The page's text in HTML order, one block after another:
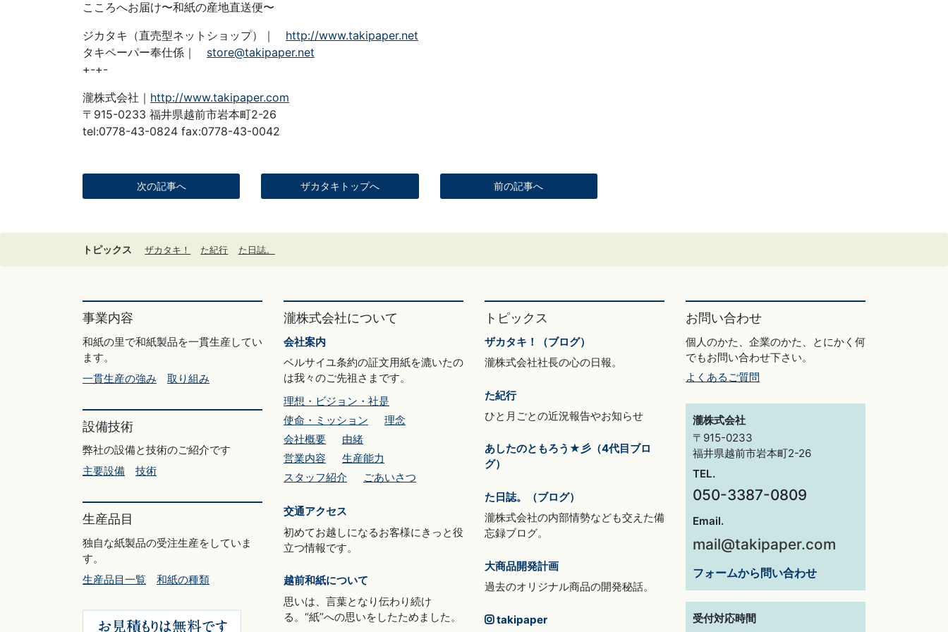
こころへお届け〜和紙の産地直送便〜
ジカタキ（直売型ネットショップ）｜ http://www.takipaper.net
タキペーパー奉仕係｜ store@takipaper.net
+-+-
瀧株式会社｜ http://www.takipaper.com
〒915-0233 福井県越前市岩本町2-26
tel:0778-43-0824 fax:0778-43-0042
次の記事へ ザカタキトップへ 前の記事へ
トピックス ザカタキ！ た紀行 た日誌。
事業内容
和紙の里で和紙製品を一貫生産してい
ます。
一貫生産の強み
取り組み
設備技術
弊社の設備と技術のご紹介です
主要設備
技術
生産品目
独自な紙製品の受注生産をしていま
す。
生産品目一覧
和紙の種類
瀧株式会社について
会社案内
ベルサイユ条約の証文用紙を漉いたの
は我々のご先祖さまです。
理想・ビジョン・社是
使命・ミッション
理念
会社概要
由緒
営業内容
生産能力
スタッフ紹介
ごあいさつ
交通アクセス
初めてお越しになるお客様にきっと役
立つ情報です。
越前和紙について
思いは、言葉となり伝わり続け
る。“紙”への思いをしたためました。
トピックス
ザカタキ！（ブログ）
瀧株式会社社長の心の日報。
た紀行
ひと月ごとの近況報告やお知らせ
あしたのともろう★彡（4代目ブロ
グ）
た日誌。（ブログ）
瀧株式会社の内部情勢なども交えた備
忘録ブログ。
大商品開発計画
過去のオリジナル商品の開発秘話。
takipaper
お問い合わせ
個人のかた、企業のかた、とにかく何
でもお問い合わせ下さい。
よくあるご質問
瀧株式会社
〒915-0233
福井県越前市岩本町2-26
TEL.
050-3387-0809
Email.
mail@takipaper.com
フォームから問い合わせ
受付対応時間